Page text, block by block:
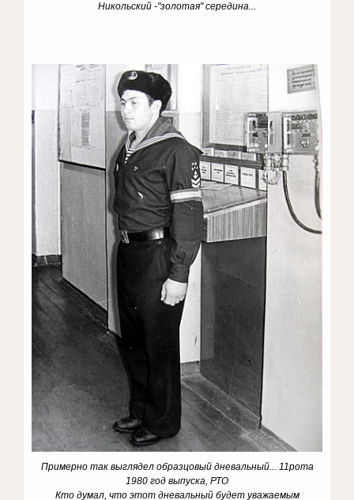
Никольский -"золотая" середина...
Примерно так выглядел образцовый дневальный... 11рота
1980 год выпуска, РТО
Кто думал, что этот дневальный будет уважаемым